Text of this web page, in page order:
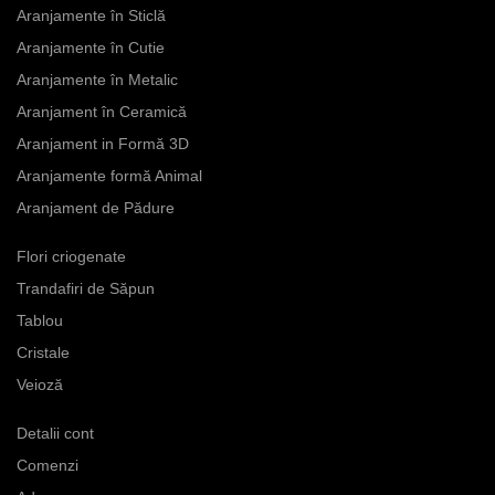
Aranjamente în Sticlă
Aranjamente în Cutie
Aranjamente în Metalic
Aranjament în Ceramică
Aranjament in Formă 3D
Aranjamente formă Animal
Aranjament de Pădure
Flori criogenate
Trandafiri de Săpun
Tablou
Cristale
Veioză
Detalii cont
Comenzi